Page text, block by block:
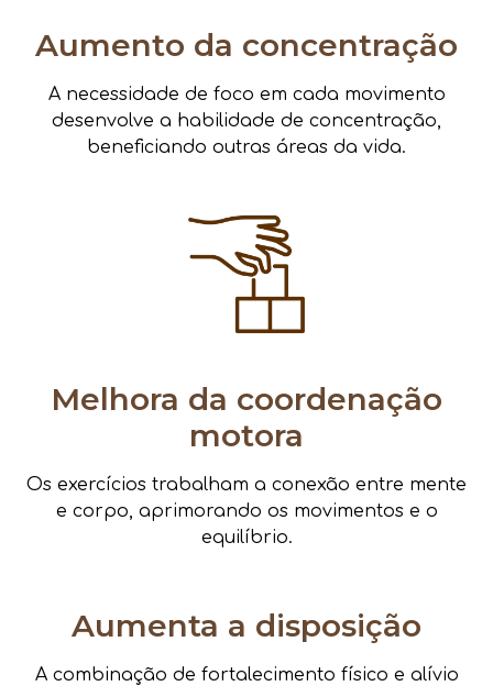
Aumento da concentração
A necessidade de foco em cada movimento
desenvolve a habilidade de concentração,
beneficiando outras áreas da vida.
Melhora da coordenação
motora
Os exercícios trabalham a conexão entre mente
e corpo, aprimorando os movimentos e o
equilíbrio.
Aumenta a disposição
A combinação de fortalecimento físico e alívio